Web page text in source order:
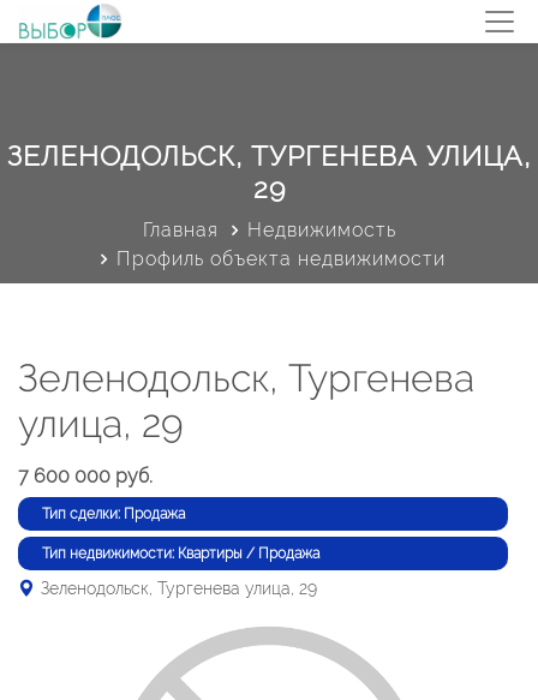
ЗЕЛЕНОДОЛЬСК, ТУРГЕНЕВА УЛИЦА,
29
Главная
Недвижимость
Профиль объекта недвижимости
Зеленодольск, Тургенева
улица, 29
7 600 000 руб.
Тип сделки: Продажа
Тип недвижимости: Квартиры / Продажа
Зеленодольск, Тургенева улица, 29